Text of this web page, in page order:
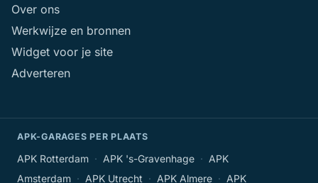
Zwanenburg
Burgum
Heerde
Huissen
Over ons
Werkwijze en bronnen
Widget voor je site
Adverteren
APK-GARAGES PER PLAATS
APK Rotterdam · APK 's-Gravenhage · APK
Amsterdam · APK Utrecht · APK Almere · APK